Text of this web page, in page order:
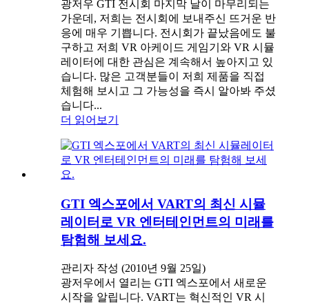
광저우 GTI 전시회 마지막 날이 마무리되는
가운데, 저희는 전시회에 보내주신 뜨거운 반
응에 매우 기쁩니다. 전시회가 끝났음에도 불
구하고 저희 VR 아케이드 게임기와 VR 시뮬
레이터에 대한 관심은 계속해서 높아지고 있
습니다. 많은 고객분들이 저희 제품을 직접
체험해 보시고 그 가능성을 즉시 알아봐 주셨
습니다...
더 읽어보기
GTI 엑스포에서 VART의 최신 시뮬
레이터로 VR 엔터테인먼트의 미래를
탐험해 보세요.
관리자 작성 (2010년 9월 25일)
광저우에서 열리는 GTI 엑스포에서 새로운
시작을 알립니다. VART는 혁신적인 VR 시